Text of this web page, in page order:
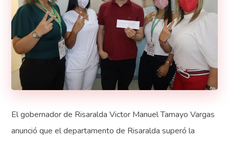
El gobernador de Risaralda Victor Manuel Tamayo Vargas
anunció que el departamento de Risaralda superó la